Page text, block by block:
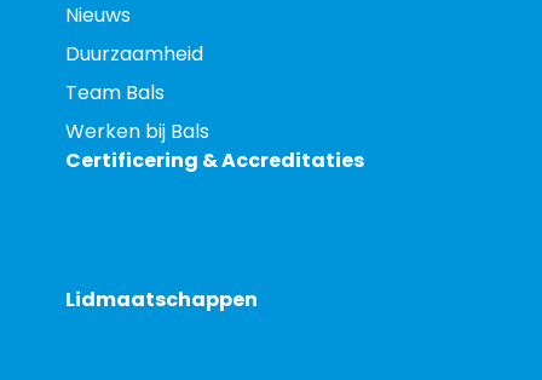
Nieuws
Duurzaamheid
Team Bals
Werken bij Bals
Certificering & Accreditaties
Lidmaatschappen